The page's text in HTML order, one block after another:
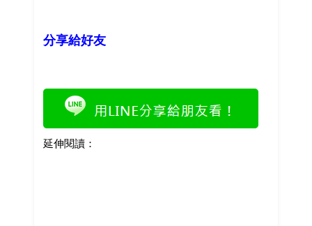
分享給好友
延伸閱讀：